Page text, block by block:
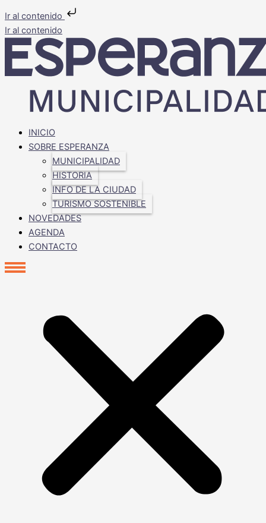
Ir al contenido
Ir al contenido
INICIO
SOBRE ESPERANZA
MUNICIPALIDAD
HISTORIA
INFO DE LA CIUDAD
TURISMO SOSTENIBLE
NOVEDADES
AGENDA
CONTACTO